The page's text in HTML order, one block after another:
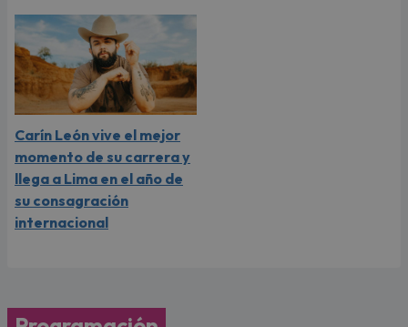
Carín León vive el mejor
momento de su carrera y
llega a Lima en el año de
su consagración
internacional